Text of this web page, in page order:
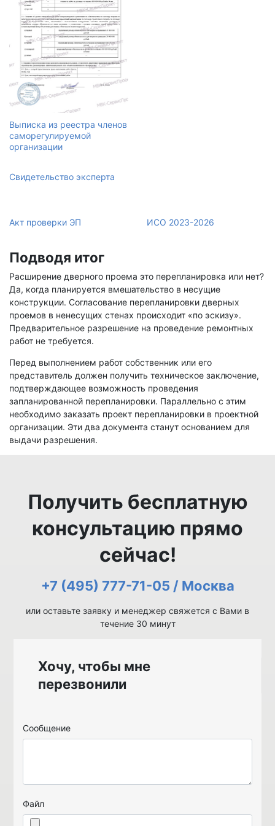
Выписка из реестра членов
саморегулируемой
организации
Свидетельство эксперта
Акт проверки ЭП ИСО 2023-2026
Подводя итог
Расширение дверного проема это перепланировка или нет?
Да, когда планируется вмешательство в несущие
конструкции. Согласование перепланировки дверных
проемов в ненесущих стенах происходит «по эскизу».
Предварительное разрешение на проведение ремонтных
работ не требуется.
Перед выполнением работ собственник или его
представитель должен получить техническое заключение,
подтверждающее возможность проведения
запланированной перепланировки. Параллельно с этим
необходимо заказать проект перепланировки в проектной
организации. Эти два документа станут основанием для
выдачи разрешения.
Получить бесплатную
консультацию прямо
сейчас!
+7 (495) 777-71-05 / Москва
или оставьте заявку и менеджер свяжется с Вами в
течение 30 минут
Хочу, чтобы мне
перезвонили
Сообщение
Файл